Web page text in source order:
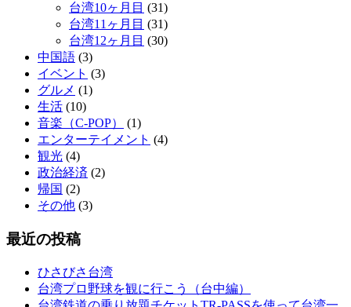
台湾10ヶ月目 (31)
台湾11ヶ月目 (31)
台湾12ヶ月目 (30)
中国語 (3)
イベント (3)
グルメ (1)
生活 (10)
音楽（C-POP）
(1)
エンターテイメント (4)
観光 (4)
政治経済 (2)
帰国 (2)
その他 (3)
最近の投稿
ひさびさ台湾
台湾プロ野球を観に行こう（台中編）